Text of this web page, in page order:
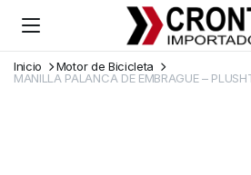
Inicio
Motor de Bicicleta
MANILLA PALANCA DE EMBRAGUE –